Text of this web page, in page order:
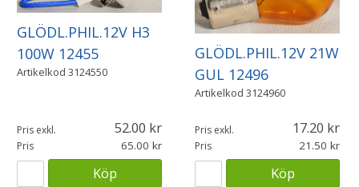
GLÖDL.PHIL.12V H3
100W 12455
Artikelkod 3124550
Pris exkl. 52.00
Pris 65.00
Köp
GLÖDL.PHIL.12V 21W
GUL 12496
Artikelkod 3124960
Pris exkl. 17.20
Pris 21.50
Köp